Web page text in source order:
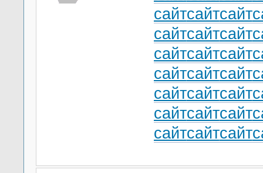
сайтсайтсайт
сайтсайтсайт
сайтсайтсайт
сайтсайтсайт
сайтсайтсайт
сайтсайтсайт
сайтсайтсайт